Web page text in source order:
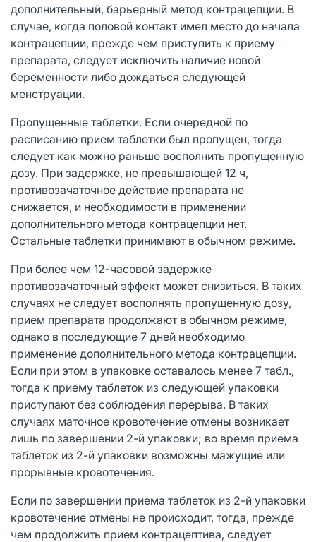
дополнительный, барьерный метод контрацепции. В
случае, когда половой контакт имел место до начала
контрацепции, прежде чем приступить к приему
препарата, следует исключить наличие новой
беременности либо дождаться следующей
менструации.
Пропущенные таблетки. Если очередной по
расписанию прием таблетки был пропущен, тогда
следует как можно раньше восполнить пропущенную
дозу. При задержке, не превышающей 12 ч,
противозачаточное действие препарата не
снижается, и необходимости в применении
дополнительного метода контрацепции нет.
Остальные таблетки принимают в обычном режиме.
При более чем 12-часовой задержке
противозачаточный эффект может снизиться. В таких
случаях не следует восполнять пропущенную дозу,
прием препарата продолжают в обычном режиме,
однако в последующие 7 дней необходимо
применение дополнительного метода контрацепции.
Если при этом в упаковке оставалось менее 7 табл.,
тогда к приему таблеток из следующей упаковки
приступают без соблюдения перерыва. В таких
случаях маточное кровотечение отмены возникает
лишь по завершении 2-й упаковки; во время приема
таблеток из 2-й упаковки возможны мажущие или
прорывные кровотечения.
Если по завершении приема таблеток из 2-й упаковки
кровотечение отмены не происходит, тогда, прежде
чем продолжить прием контрацептива, следует